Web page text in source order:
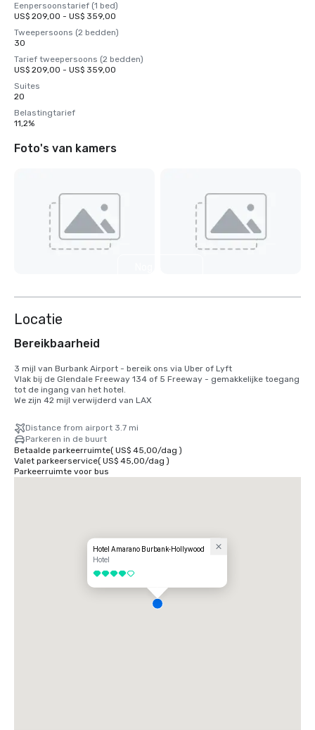
Eenpersoonstarief (1 bed)
US$ 209,00 - US$ 359,00
Tweepersoons (2 bedden)
30
Tarief tweepersoons (2 bedden)
US$ 209,00 - US$ 359,00
Suites
20
Belastingtarief
11,2%
Foto's van kamers
Locatie
Bereikbaarheid
3 mijl van Burbank Airport - bereik ons via Uber of Lyft
Vlak bij de Glendale Freeway 134 of 5 Freeway - gemakkelijke toegang
tot de ingang van het hotel.
We zijn 42 mijl verwijderd van LAX
Distance from airport 3.7 mi
Parkeren in de buurt
Betaalde parkeerruimte( US$ 45,00/dag )
Valet parkeerservice( US$ 45,00/dag )
Parkeerruimte voor bus
Hotel Amarano Burbank-Hollywood
Hotel
4 van 5